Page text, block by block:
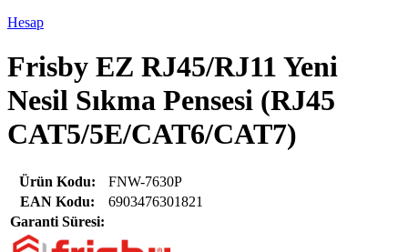
Hesap
Frisby EZ RJ45/RJ11 Yeni
Nesil Sıkma Pensesi (RJ45
CAT5/5E/CAT6/CAT7)
Ürün Kodu:
FNW-7630P
EAN Kodu:
6903476301821
Garanti Süresi: